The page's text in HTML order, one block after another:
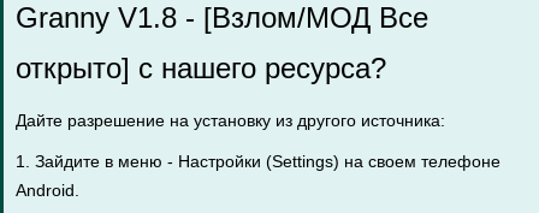
Granny V1.8 - [Взлом/МОД Все
открыто] с нашего ресурса?
Дайте разрешение на установку из другого источника:
1. Зайдите в меню - Настройки (Settings) на своем телефоне
Android.